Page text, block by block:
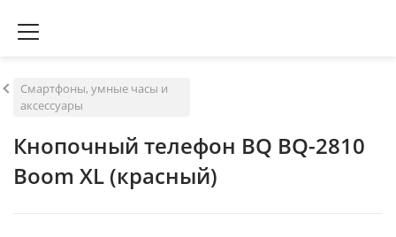
Смартфоны, умные часы и
аксессуары
Кнопочный телефон BQ BQ-2810
Boom XL (красный)